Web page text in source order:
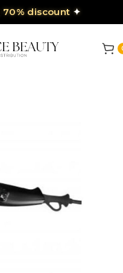
70% discount ✦